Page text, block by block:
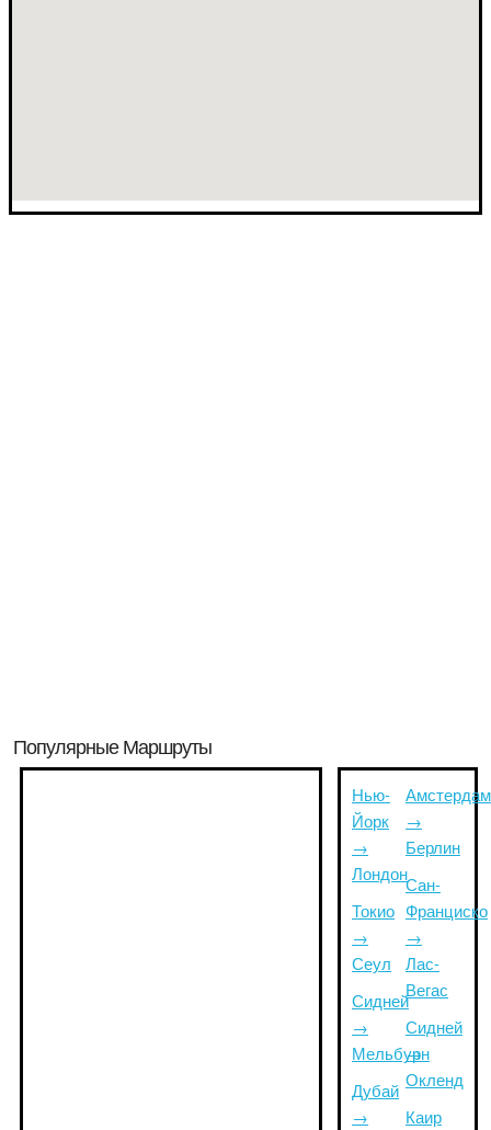
Популярные Маршруты
Нью-
Йорк
→
Лондон
Токио
→
Сеул
Сидней
→
Мельбурн
Дубай
→
Амстердам
→
Берлин
Сан-
Франциско
→
Лас-
Вегас
Сидней
→
Окленд
Каир